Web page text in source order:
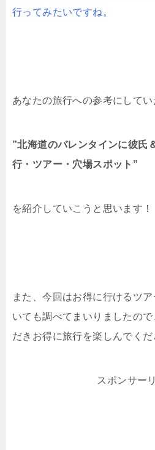
行ってみたいですね。
あなたの旅行への参考にしてい
”北海道のバレンタインに彼氏
行・ツアー・穴場スポット”
を紹介していこうと思います！
また、今回はお得に行けるツ
いても調べてまいりましたの
だきお得に旅行を楽しんでくだ
スポンサー